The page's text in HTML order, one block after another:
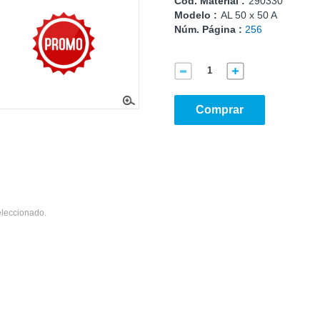
Modelo : AL 50 x 50 A
Núm. Página : 256
Comprar